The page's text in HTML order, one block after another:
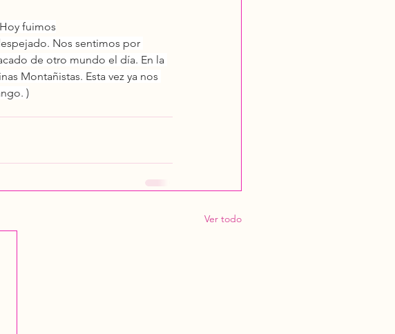
fuimos
Nos sentimos por
de otro mundo el día. En la
Montañistas. Esta vez ya nos
)
Ver todo